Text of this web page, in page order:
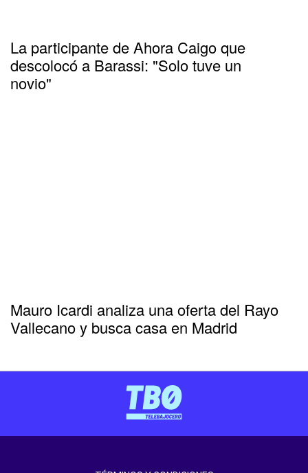
La participante de Ahora Caigo que
descolocó a Barassi: "Solo tuve un
novio"
Mauro Icardi analiza una oferta del Rayo
Vallecano y busca casa en Madrid